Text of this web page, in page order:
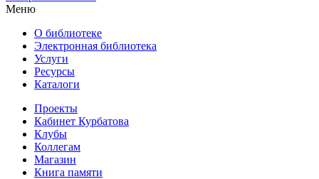
Меню
О библиотеке
Электронная библиотека
Услуги
Ресурсы
Каталоги
Проекты
Кабинет Курбатова
Клубы
Коллегам
Магазин
Книга памяти